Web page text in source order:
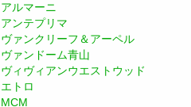
アルマーニ
アンテプリマ
ヴァンクリーフ＆アーペル
ヴァンドーム青山
ヴィヴィアンウエストウッド
エトロ
MCM